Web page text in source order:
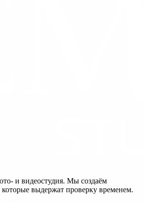
и видеостудия. Мы создаём
выдержат проверку временем.